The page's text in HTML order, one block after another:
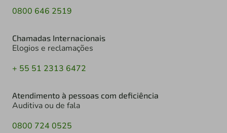
0800 646 2519
Chamadas Internacionais
Elogios e reclamações
+ 55 51 2313 6472
Atendimento à pessoas com deficiência
Auditiva ou de fala
0800 724 0525